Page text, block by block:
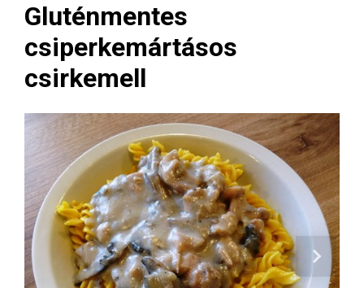
Gluténmentes
csiperkemártásos
csirkemell
Next